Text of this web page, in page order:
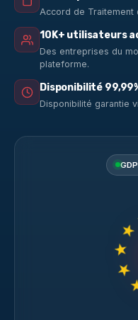
Accord de Traitement
10K+ utilisateurs
Des entreprises du
plateforme.
Disponibilité
Disponibilité garantie